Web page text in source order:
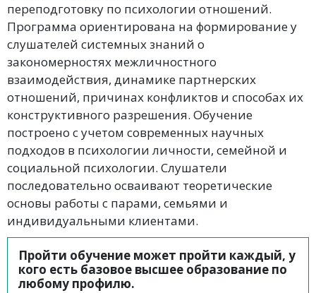
переподготовку по психологии отношений.
Программа ориентирована на формирование у
слушателей системных знаний о
закономерностях межличностного
взаимодействия, динамике партнерских
отношений, причинах конфликтов и способах их
конструктивного разрешения. Обучение
построено с учетом современных научных
подходов в психологии личности, семейной и
социальной психологии. Слушатели
последовательно осваивают теоретические
основы работы с парами, семьями и
индивидуальными клиентами.
Пройти обучение может пройти каждый, у
кого есть базовое высшее образование по
любому профилю.